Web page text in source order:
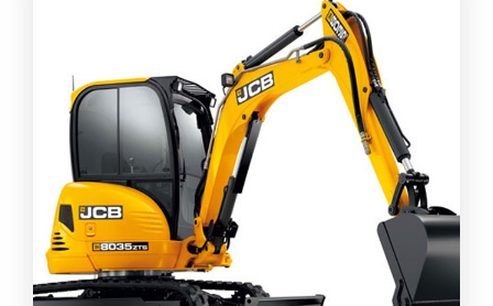
รถหัวเจาะรับจ้าง อยุธยา